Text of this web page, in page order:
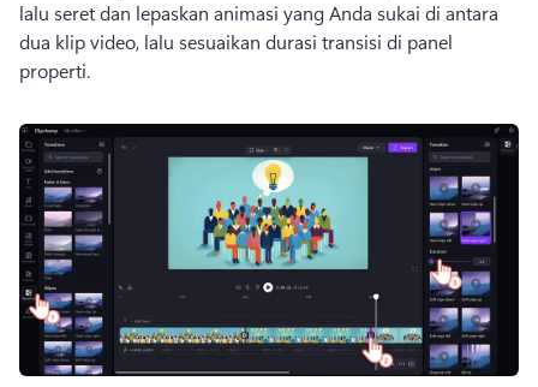
lalu seret dan lepaskan animasi yang Anda sukai di antara
dua klip video, lalu sesuaikan durasi transisi di panel
properti.